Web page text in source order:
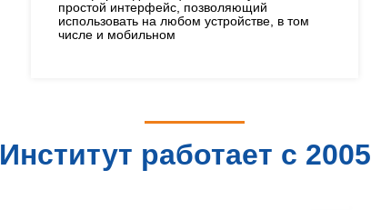
простой интерфейс, позволяющий
использовать на любом устройстве, в том
числе и мобильном
Институт работает с 2005